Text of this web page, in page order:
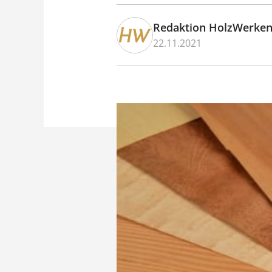
Redaktion HolzWerken
22.11.2021